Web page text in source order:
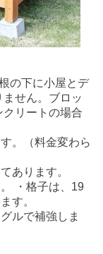
の下に小屋とデ
せん。ブロッ
リートの場合
。（料金変わら
あります。
・格子は、19
す。
ルで補強しま